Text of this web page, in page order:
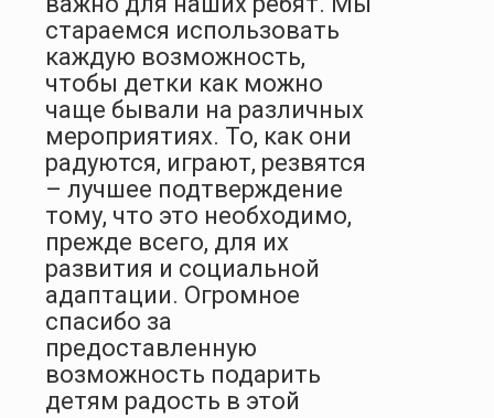
стараемся использовать
каждую возможность,
чтобы детки как можно
чаще бывали на различных
мероприятиях. То, как они
радуются, играют, резвятся
– лучшее подтверждение
тому, что это необходимо,
прежде всего, для их
развития и социальной
адаптации. Огромное
спасибо за
предоставленную
возможность подарить
детям радость в этой